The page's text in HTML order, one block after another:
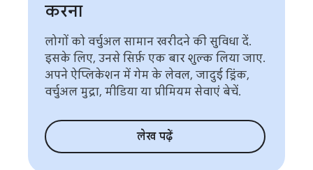
करना
लोगों को वर्चुअल सामान खरीदने की सुविधा दें.
इसके लिए, उनसे सिर्फ़ एक बार शुल्क लिया जाए.
अपने ऐप्लिकेशन में गेम के लेवल, जादुई ड्रिंक,
वर्चुअल मुद्रा, मीडिया या प्रीमियम सेवाएं बेचें.
लेख पढ़ें